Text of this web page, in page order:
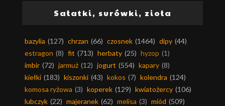
Sałatki, surówki, zioła
bazylia (127) chrzan (66) czosnek (1464) dipy (44)
estragon (8) fit (713) herbaty (25) hyzop (1)
imbir (72) jarmuż (12) jogurt (554) kapary (8)
kiełki (183) kiszonki (43) kokos (7) kolendra (124)
komosa ryżowa (3) koperek (129) kwiatożercy (106)
lubczyk (22) majeranek (62) melisa (3) miód (509)